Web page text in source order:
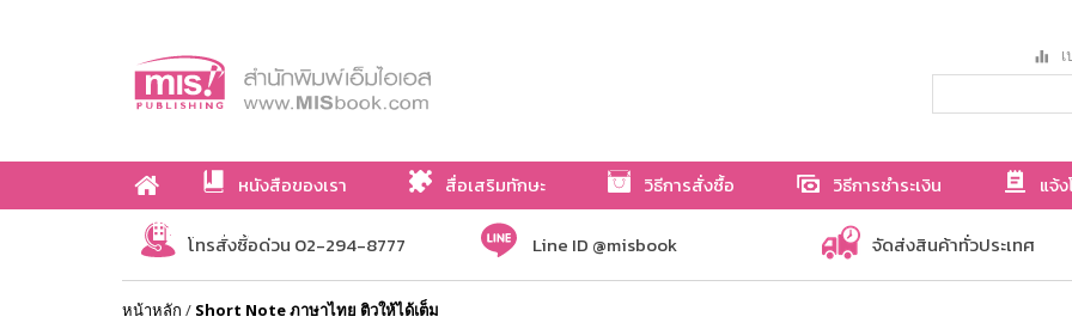
หนังสือของเรา สื่อเสริมทักษะ วิธีการสั่งซื้อ วิธีการชำระเงิน แจ้
เกี่ยวกับเรา
โทรสั่งซื้อด่วน 02-294-8777 Line ID @misbook จัดส่งสินค้าทั่วประเทศ
หน้าหลัก / Short Note ภาษาไทย ติวให้ได้เต็ม